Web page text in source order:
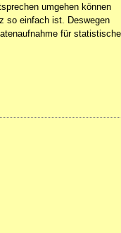
umgehen können
so einfach ist. Deswegen
für statistische